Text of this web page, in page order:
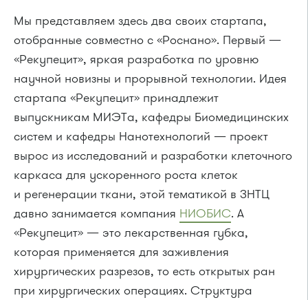
Мы представляем здесь два своих стартапа,
отобранные совместно с «Роснано». Первый —
«Рекупецит», яркая разработка по уровню
научной новизны и прорывной технологии. Идея
стартапа «Рекупецит» принадлежит
выпускникам МИЭТа, кафедры Биомедицинских
систем и кафедры Нанотехнологий — проект
вырос из исследований и разработки клеточного
каркаса для ускоренного роста клеток
и регенерации ткани, этой тематикой в ЗНТЦ
давно занимается компания НИОБИС. А
«Рекупецит» — это лекарственная губка,
которая применяется для заживления
хирургических разрезов, то есть открытых ран
при хирургических операциях. Структура